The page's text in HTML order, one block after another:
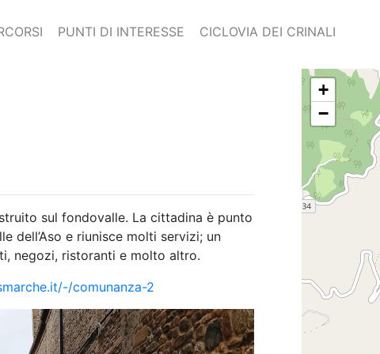
PUNTI DI INTERESSE CICLOVIA DEI CRINALI
sul fondovalle. La cittadina è punto
dell’Aso e riunisce molti servizi; un
negozi, ristoranti e molto altro.
comunanza-2
+
−